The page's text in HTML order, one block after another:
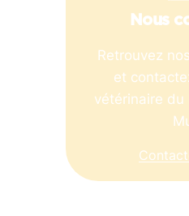
Nous
Retrouvez
et
vétérinaire du